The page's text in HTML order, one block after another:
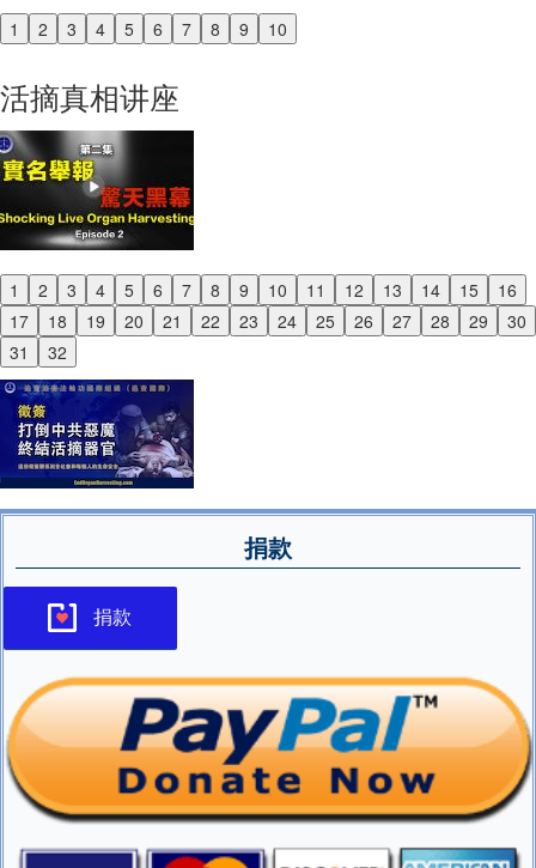
1 2 3 4 5 6 7 8 9 10
Previous
活摘真相讲座
1 2 3 4 5 6 7 8 9 10 11 12 13 14 15
16
17
18 19 20 21 22 23 24 25 26 27 28 29
30
31
32
Previous
Next
捐款
捐款